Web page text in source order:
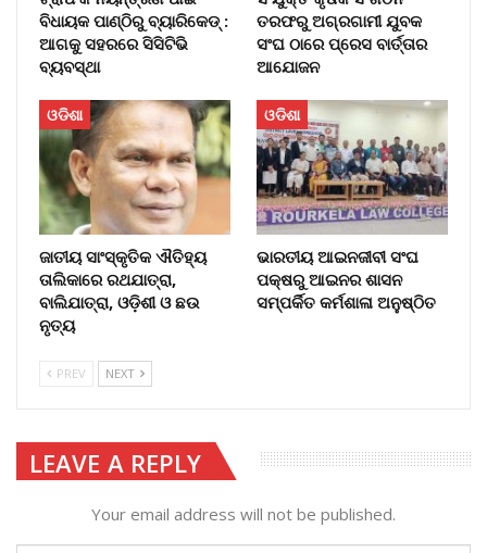
ବିଧାୟକ ପାଣ୍ଠିରୁ ବ୍ୟାରିକେଡ୍‌ :
ଆଗକୁ ସହରରେ ସିସିଟିଭି
ବ୍ୟବସ୍ଥା
ତରଫରୁ ଅଗ୍ରଗାମୀ ଯୁବକ
ସଂଘ ଠାରେ ପ୍ରେସ ବାର୍ତ୍ତାର
ଆଯୋଜନ
ଓଡିଶା
ଜାତୀୟ ସାଂସ୍କୃତିକ ଐତିହ୍ୟ
ତାଲିକାରେ ରଥଯାତ୍ରା,
ବାଲିଯାତ୍ରା, ଓଡ଼ିଶୀ ଓ ଛଉ
ନୃତ୍ୟ
ଓଡିଶା
ଭାରତୀୟ ଆଇନଜୀବୀ ସଂଘ
ପକ୍ଷରୁ ଆଇନର ଶାସନ
ସମ୍ପର୍କିତ କର୍ମଶାଳା ଅନୁଷ୍ଠିତ
PREV NEXT
LEAVE A REPLY
Your email address will not be published.